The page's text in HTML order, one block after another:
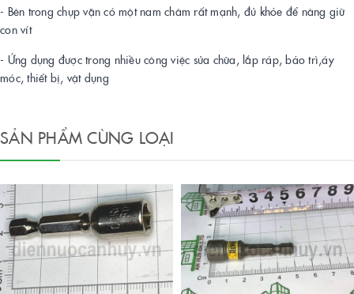
- Bên trong chụp vặn có một nam châm rất mạnh, đủ khỏe để nâng giữ
con vít
- Ứng dụng được trong nhiều công việc sửa chữa, lắp ráp, bảo trì,áy
móc, thiết bị, vật dụng
SẢN PHẨM CÙNG LOẠI